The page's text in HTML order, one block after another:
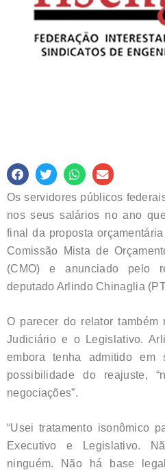
Os servidores públicos
nos seus salários no ano
final da proposta
Comissão Mista de
(CMO) e anunciado pelo
deputado Arlindo Chinaglia
O parecer do relator
Judiciário e o Legislativo.
embora tenha admitido em
possibilidade do reajuste,
negociações”.
“Usei tratamento isonômico
Executivo e Legislativo.
ninguém. Não há base